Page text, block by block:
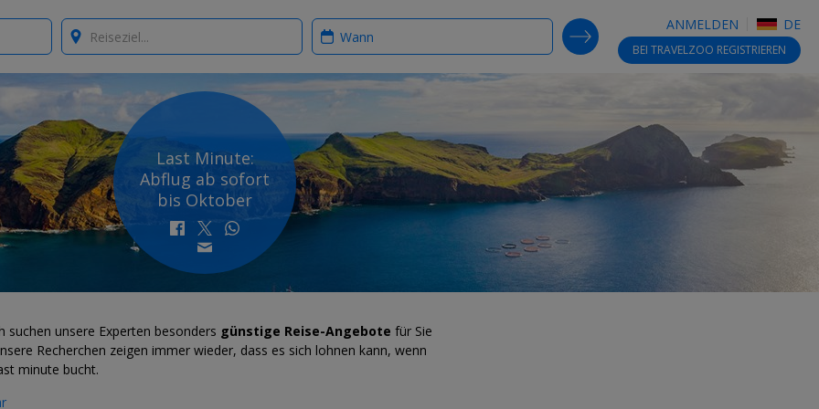
ANMELDEN DE
BEI TRAVELZOO REGISTRIEREN
Where? When?
SEARCH DEALS
Last Minute:
Abflug ab sofort
bis Oktober
suchen unsere Experten besonders günstige Reise-Angebote für Sie
Recherchen zeigen immer wieder, dass es sich lohnen kann, wenn
minute bucht.